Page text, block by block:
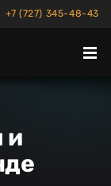
+7 (727) 345-48-43
и